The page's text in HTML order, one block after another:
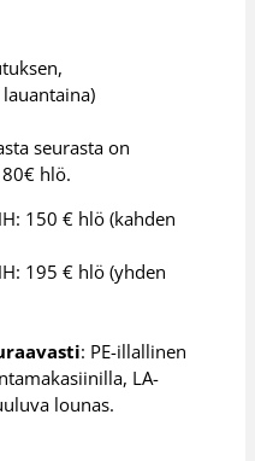
seurasta on
hlö.
150 € hlö (kahden
195 € hlö (yhden
: PE-illallinen
LA-
lounas.